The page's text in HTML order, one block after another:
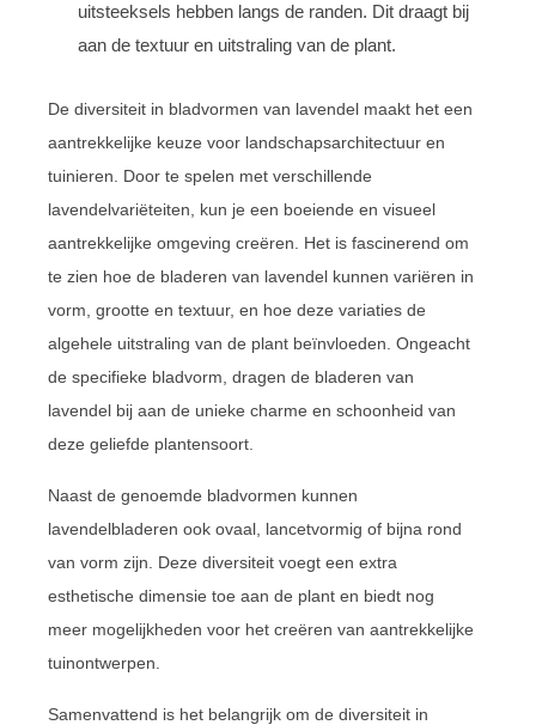
uitsteeksels hebben langs de randen. Dit draagt bij
aan de textuur en uitstraling van de plant.
De diversiteit in bladvormen van lavendel maakt het een
aantrekkelijke keuze voor landschapsarchitectuur en
tuinieren. Door te spelen met verschillende
lavendelvariëteiten, kun je een boeiende en visueel
aantrekkelijke omgeving creëren. Het is fascinerend om
te zien hoe de bladeren van lavendel kunnen variëren in
vorm, grootte en textuur, en hoe deze variaties de
algehele uitstraling van de plant beïnvloeden. Ongeacht
de specifieke bladvorm, dragen de bladeren van
lavendel bij aan de unieke charme en schoonheid van
deze geliefde plantensoort.
Naast de genoemde bladvormen kunnen
lavendelbladeren ook ovaal, lancetvormig of bijna rond
van vorm zijn. Deze diversiteit voegt een extra
esthetische dimensie toe aan de plant en biedt nog
meer mogelijkheden voor het creëren van aantrekkelijke
tuinontwerpen.
Samenvattend is het belangrijk om de diversiteit in